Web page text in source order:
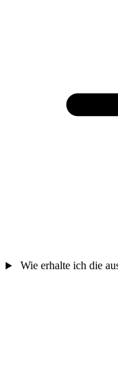
Wie erhalte ich die